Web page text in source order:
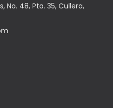
No. 48, Pta. 35, Cullera,